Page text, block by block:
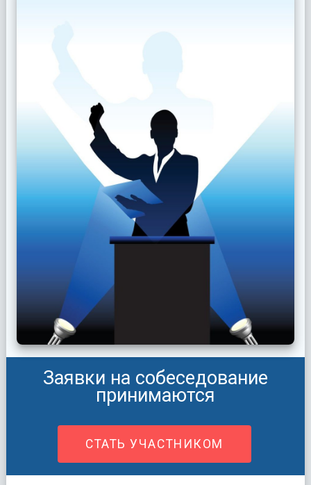
Заявки на собеседование
принимаются
СТАТЬ УЧАСТНИКОМ